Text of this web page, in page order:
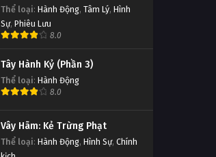
Thể loại: Hành Động, Tâm Lý, Hình
Sự, Phiêu Lưu
8.0
Tây Hành Kỷ (Phần 3)
Thể loại: Hành Động
8.0
Vây Hãm: Kẻ Trừng Phạt
Thể loại: Hành Động, Hình Sự, Chính